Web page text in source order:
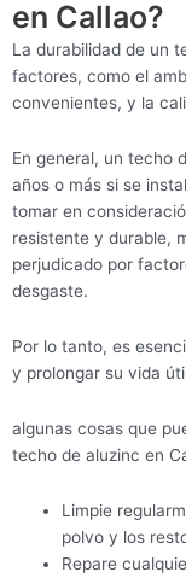
en Callao?
La durabilidad de un
factores, como el
convenientes, y la
En general, un techo
años o más si se
tomar en
resistente y durable,
perjudicado por
desgaste.
Por lo tanto, es
y prolongar su vida
algunas cosas que
techo de aluzinc en
Limpie
polvo y los
Repare